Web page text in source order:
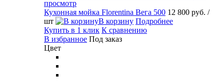
просмотр
Кухонная мойка Florentina Вега 500 12 800 руб. /
шт
В корзину Подробнее
Купить в 1 клик К сравнению
В избранное Под заказ
Цвет